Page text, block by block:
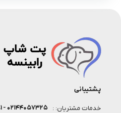
پشتیبانی
خدمات مشتریان: : ۰۲۱۴۴۰۵۷۳۲۵ - ۰۲۱۹۱۳۰۰۹۸۱